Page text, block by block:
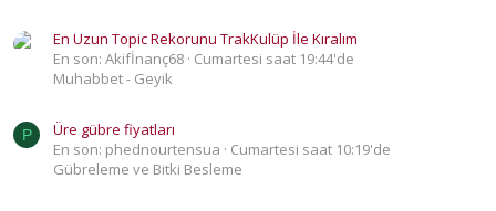
En Uzun Topic Rekorunu TrakKulüp İle Kıralım
En son: Akifİnanç68 Cumartesi saat 19:44'de
Muhabbet - Geyik
P
Üre gübre fiyatları
En son: phednourtensua
Cumartesi saat 10:19'de
Gübreleme ve Bitki Besleme